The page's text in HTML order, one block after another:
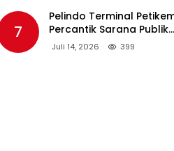
Tembakau
7
Pelindo Terminal
Percantik Sarana Publik
Warga Ring 1 Terminal
Juli 14, 2026 399